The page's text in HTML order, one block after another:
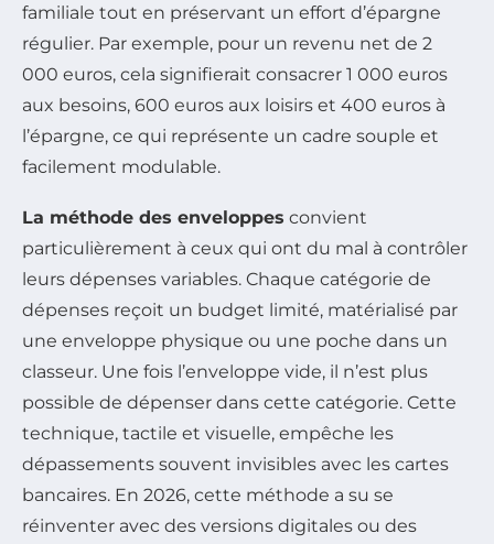
familiale tout en préservant un effort d’épargne
régulier. Par exemple, pour un revenu net de 2
000 euros, cela signifierait consacrer 1 000 euros
aux besoins, 600 euros aux loisirs et 400 euros à
l’épargne, ce qui représente un cadre souple et
facilement modulable.
La méthode des enveloppes convient
particulièrement à ceux qui ont du mal à contrôler
leurs dépenses variables. Chaque catégorie de
dépenses reçoit un budget limité, matérialisé par
une enveloppe physique ou une poche dans un
classeur. Une fois l’enveloppe vide, il n’est plus
possible de dépenser dans cette catégorie. Cette
technique, tactile et visuelle, empêche les
dépassements souvent invisibles avec les cartes
bancaires. En 2026, cette méthode a su se
réinventer avec des versions digitales ou des